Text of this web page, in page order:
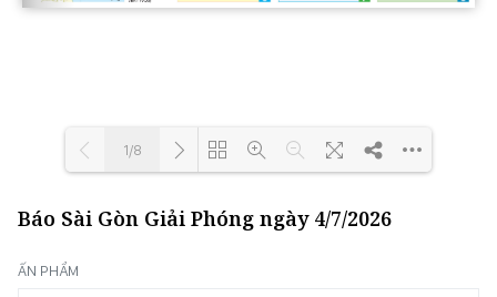
Loading...
1/8
Báo Sài Gòn Giải Phóng ngày 4/7/2026
ẤN PHẨM